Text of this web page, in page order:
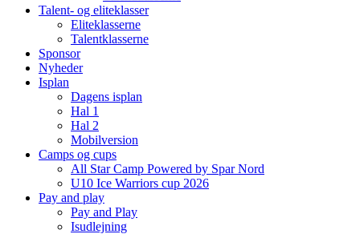
Talent- og eliteklasser
Eliteklasserne
Talentklasserne
Sponsor
Nyheder
Isplan
Dagens isplan
Hal 1
Hal 2
Mobilversion
Camps og cups
All Star Camp Powered by Spar Nord
U10 Ice Warriors cup 2026
Pay and play
Pay and Play
Isudlejning